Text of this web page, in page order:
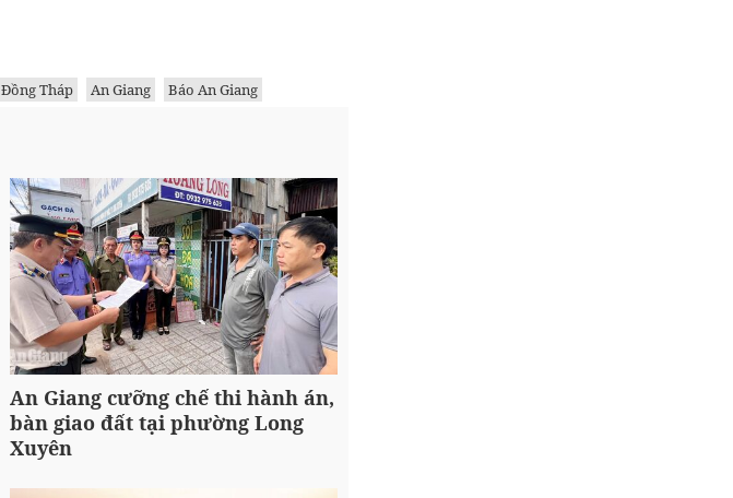
Đồng Tháp An Giang Báo An Giang
An Giang cưỡng chế thi hành án,
bàn giao đất tại phường Long
Xuyên